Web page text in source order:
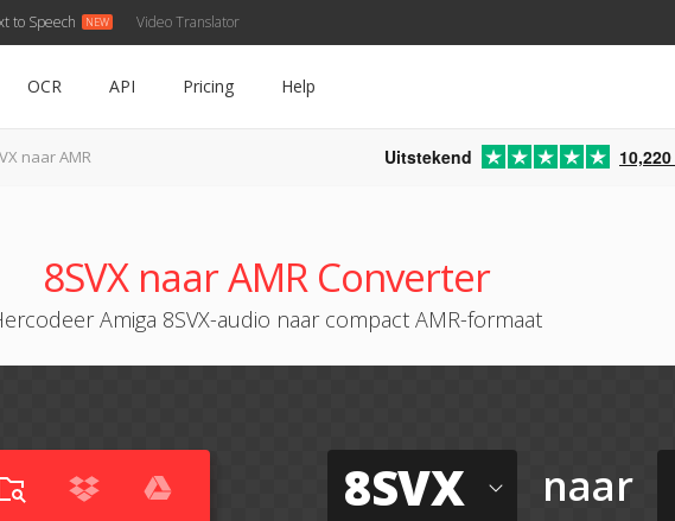
to Speech Video Translator
OCR API Pricing Help
naar AMR Uitstekend 10,220
8SVX naar AMR Converter
Amiga 8SVX-audio naar compact AMR-formaat
8SVX naar